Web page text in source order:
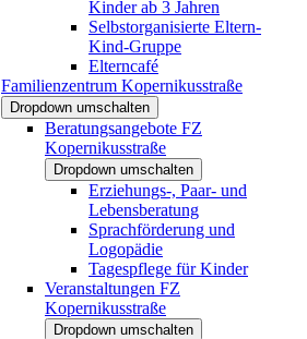
Kinder ab 3 Jahren
Selbstorganisierte Eltern-
Kind-Gruppe
Elterncafé
Familienzentrum Kopernikusstraße
Dropdown umschalten
Beratungsangebote FZ
Kopernikusstraße
Dropdown umschalten
Erziehungs-, Paar- und
Lebensberatung
Sprachförderung und
Logopädie
Tagespflege für Kinder
Veranstaltungen FZ
Kopernikusstraße
Dropdown umschalten